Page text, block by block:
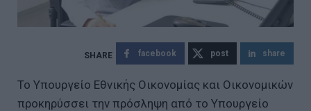
facebook post share
Το Υπουργείο Εθνικής Οικονομίας και Οικονομικών
προκηρύσσει την πρόσληψη από το Υπουργείο